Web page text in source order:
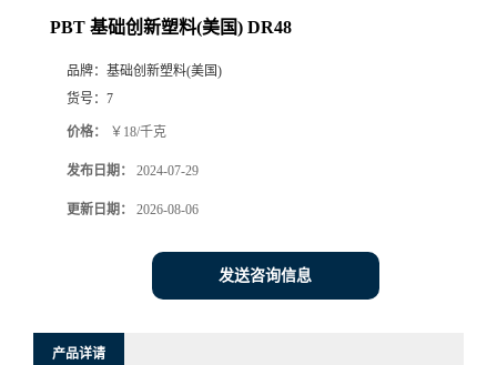
PBT 基础创新塑料(美国) DR48
品牌： 基础创新塑料(美国)
货号： 7
价格： ￥18/千克
发布日期： 2024-07-29
更新日期： 2026-08-06
发送咨询信息
产品详请